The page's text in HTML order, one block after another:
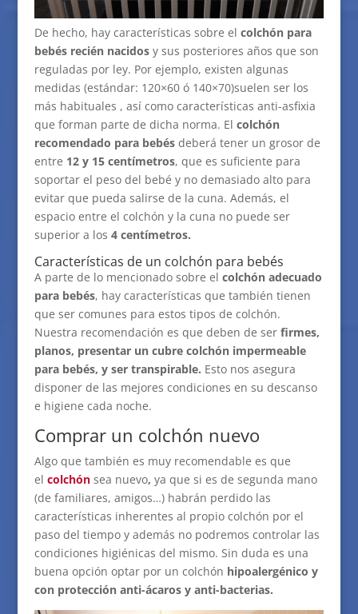
De hecho, hay características sobre el colchón para
bebés recién nacidosy sus posteriores años que son
reguladas por ley. Por ejemplo, existen algunas
medidas (estándar: 120×60 ó 140×70)suelen ser los
más habituales , así como características anti-asfixia
que forman parte de dicha norma. El colchón
recomendado para bebés deberá tener un grosor de
entre 12 y 15 centímetros, que es suficiente para
soportar el peso del bebé y no demasiado alto para
evitar que pueda salirse de la cuna. Además, el
espacio entre el colchón y la cuna no puede ser
superior a los 4 centímetros.
Características de un colchón para bebés
A parte de lo mencionado sobre el colchón adecuado
para bebés, hay características que también tienen
que ser comunes para estos tipos de colchón.
Nuestra recomendación es que deben de ser firmes,
planos, presentar un cubre colchón impermeable
para bebés, y ser transpirable. Esto nos asegura
disponer de las mejores condiciones en su descanso
e higiene cada noche.
Comprar un colchón nuevo
Algo que también es muy recomendable es que
el colchón sea nuevo, ya que si es de segunda mano
(de familiares, amigos…) habrán perdido las
características inherentes al propio colchón por el
paso del tiempo y además no podremos controlar las
condiciones higiénicas del mismo. Sin duda es una
buena opción optar por un colchón hipoalergénico y
con protección anti-ácaros y anti-bacterias.